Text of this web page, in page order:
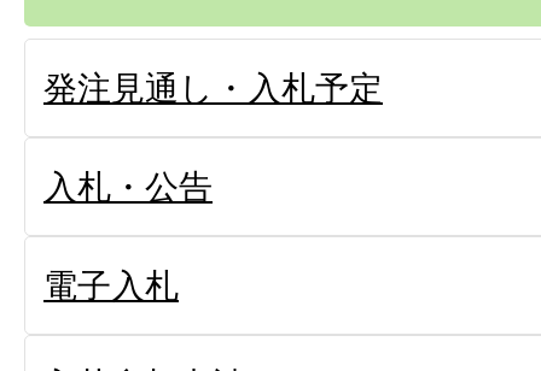
発注見通し・入札予定
入札・公告
電子入札